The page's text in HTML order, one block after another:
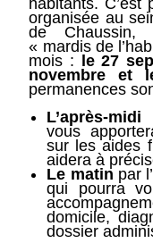
organisée au
de Chaussin,
« mardis de
mois : le 27
novembre et
permanences
L’après-midi
vous
sur les aides
aidera à
Le matin par
qui pourra
domicile,
dossier